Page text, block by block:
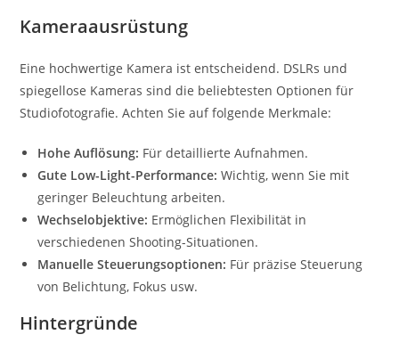
Kameraausrüstung
Eine hochwertige Kamera ist entscheidend. DSLRs und
spiegellose Kameras sind die beliebtesten Optionen für
Studiofotografie. Achten Sie auf folgende Merkmale:
Hohe Auflösung: Für detaillierte Aufnahmen.
Gute Low-Light-Performance: Wichtig, wenn Sie mit
geringer Beleuchtung arbeiten.
Wechselobjektive: Ermöglichen Flexibilität in
verschiedenen Shooting-Situationen.
Manuelle Steuerungsoptionen: Für präzise Steuerung
von Belichtung, Fokus usw.
Hintergründe